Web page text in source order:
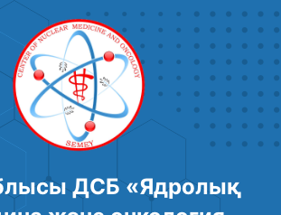
ДСБ «Ядролық